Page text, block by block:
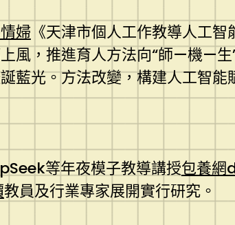
婦 《天津市個人工作教導人工
風，推進育人方法向“師—機—
藍光。方法改變，構建人工智
等年夜模子教導講授包養
教員及行業專家展開實行研究。